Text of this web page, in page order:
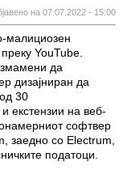
на 07.07.2022 - 15:00
малициозен
YouTube.
да
дизајниран да
30
екстензии на веб-
софтвер
заедно со Electrum,
податоци.